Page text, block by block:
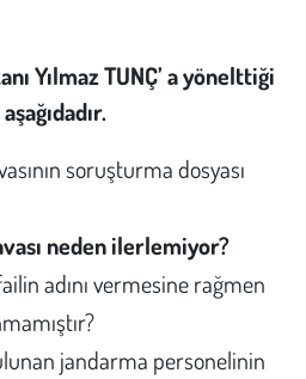
Yılmaz TUNÇ’ a yönelttiği
soruşturma dosyası
neden ilerlemiyor?
adını vermesine rağmen
jandarma personelinin